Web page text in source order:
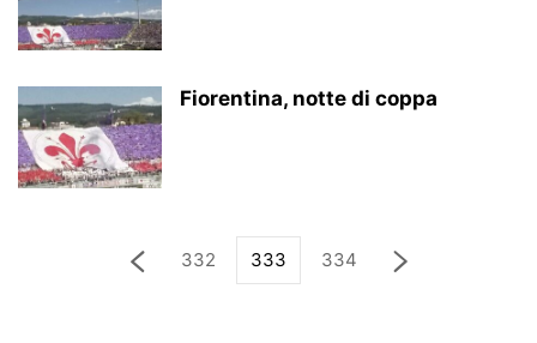
Fiorentina, notte di coppa
332 333 334